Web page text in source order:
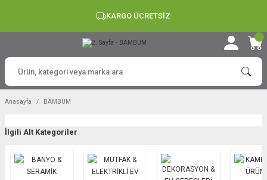
KARGO ÜCRETSİZ
Anasayfa BAMBUM
İlgili Alt Kategoriler